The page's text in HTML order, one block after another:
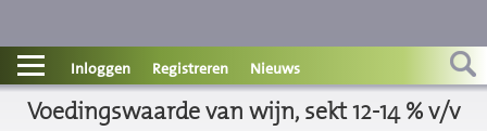
Contact
Informatie
Inloggen Registreren Nieuws
Voedingswaarde van wijn, sekt 12-14 % v/v